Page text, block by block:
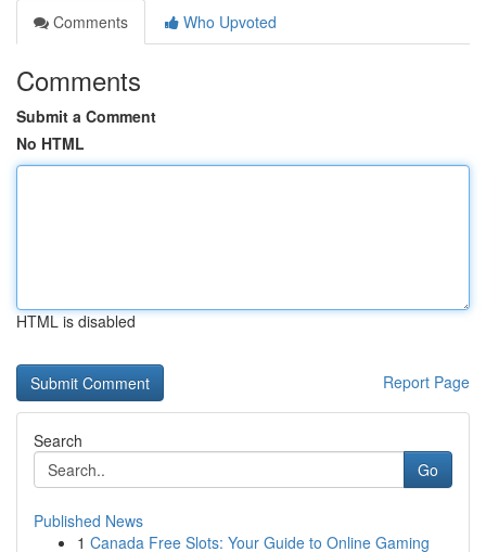
Comments
Who Upvoted
Comments
Submit a Comment
No HTML
HTML is disabled
Report Page
Search
Go
Published News
1 Canada Free Slots: Your Guide to Online Gaming